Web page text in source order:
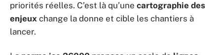
priorités réelles. C’est là qu’une cartographie des
enjeux change la donne et cible les chantiers à
lancer.